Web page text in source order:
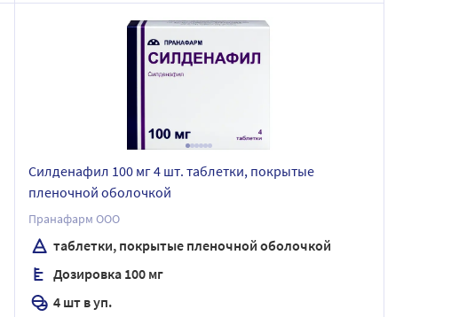
Силденафил 100 мг 4 шт. таблетки, покрытые
пленочной оболочкой
Пранафарм ООО
таблетки, покрытые пленочной оболочкой
Дозировка 100 мг
4 шт в уп.